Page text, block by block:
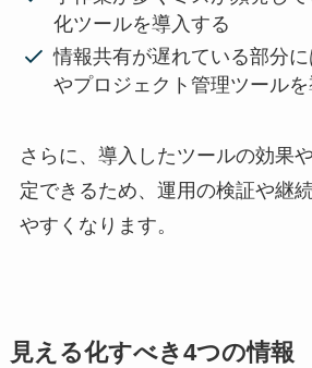
化ツールを導入する
情報共有が遅れている部分
やプロジェクト管理ツール
さらに、導入したツールの効果
定できるため、運用の検証や継
やすくなります。
見える化すべき4つの情報